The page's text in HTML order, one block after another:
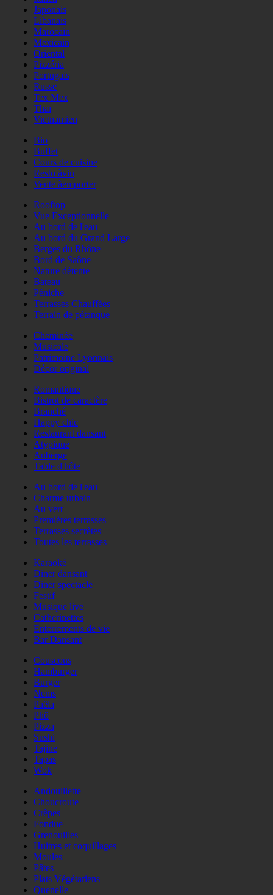
Japonais
Libanais
Marocain
Mexicain
Oriental
Pizzéria
Portugais
Russe
Tex Mex
Thaï
Vietnamien
Bio
Buffet
Cours de cuisine
Resto àvin
Vente àemporter
Rooftop
Vue Exceptionnelle
Au bord de l'eau
Au bord du Grand Large
Berges du Rhône
Bord de Saône
Nature détente
Bateau
Péniche
Terrasses Chauffées
Terrain de pétanque
Cheminée
Musicale
Patrimoine Lyonnais
Décor original
Romantique
Bistrot de caractère
Branché
Happy chic
Restaurant dansant
Atypique
Auberge
Table d'hôte
Au bord de l'eau
Charme urbain
Au vert
Premières terrasses
Terrasses secrètes
Toutes les terrasses
Karaoké
Diner dansant
Diner spectacle
Festif
Musique live
Catherinettes
Enterrements de vie
Bar Dansant
Couscous
Hamburger
Burger
Nems
Paëla
Phö
Pizza
Sushi
Tajine
Tapas
Wok
Andouillette
Choucroute
Crêpes
Fondue
Grenouilles
Huitres et coquillages
Moules
Pâtes
Plats Végétariens
Quenelle